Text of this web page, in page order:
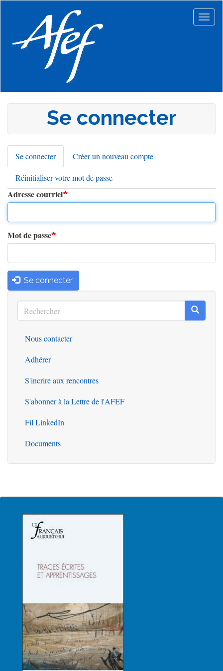
principal
Se connecter
Onglets
principaux
Se connecter(onglet
actif)
Créer un nouveau compte
Réinitialiser votre mot de passe
Adresse courriel
Mot de passe
Se connecter
Rechercher
Rechercher
Outils
Nous contacter
Adhérer
S'incrire aux rencontres
S'abonner à la Lettre de l'AFEF
Fil LinkedIn
Documents